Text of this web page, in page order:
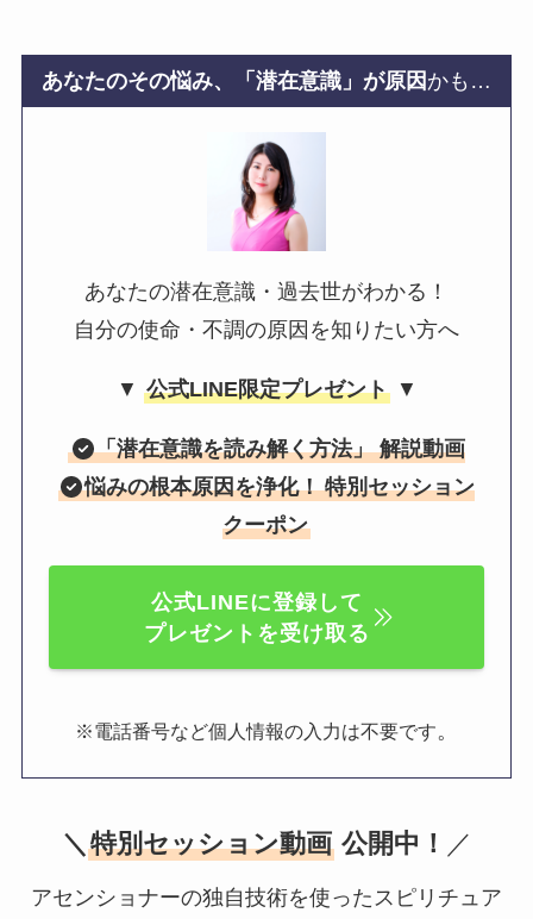
あなたのその悩み、「潜在意識」が原因 かも…
あなたの潜在意識・過去世がわかる！
自分の使命・不調の原因を知りたい方へ
▼ 公式LINE限定プレゼント▼
「潜在意識を読み解く方法」 解説動画
悩みの根本原因を浄化！ 特別セッション
クーポン
公式LINEに登録して
プレゼントを受け取る
※電話番号など個人情報の入力は不要です。
＼ 特別セッション動画公開中！ ／
アセンショナーの独自技術を使ったスピリチュア